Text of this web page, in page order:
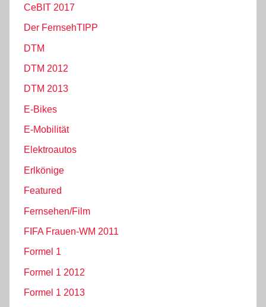
CeBIT 2017
Der FernsehTIPP
DTM
DTM 2012
DTM 2013
E-Bikes
E-Mobilität
Elektroautos
Erlkönige
Featured
Fernsehen/Film
FIFA Frauen-WM 2011
Formel 1
Formel 1 2012
Formel 1 2013